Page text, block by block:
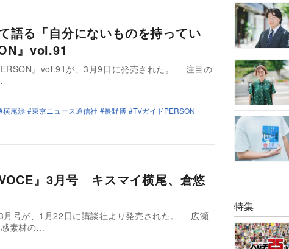
語る「自分にないものを持ってい
』vol.91
』vol.91が、3月9日に発売された。 注目の
横尾渉 東京ニュース通信社 長野博 TVガイドPERSON
』3月号 キスマイ横尾、倉悠
月号が、1月22日に講談社より発売された。 広瀬
感素材の…
特集